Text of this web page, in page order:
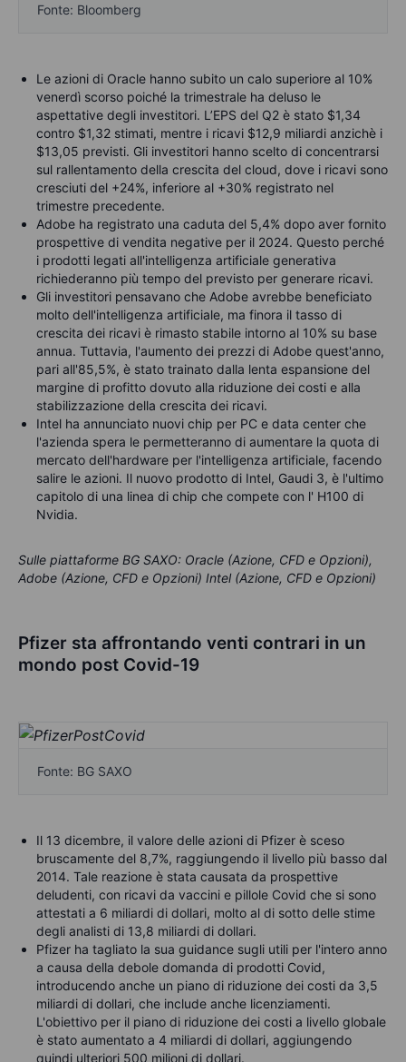
Fonte: Bloomberg
Le azioni di Oracle hanno subito un calo superiore al 10%
venerdì scorso poiché la trimestrale ha deluso le
aspettative degli investitori. L’EPS del Q2 è stato $1,34
contro $1,32 stimati, mentre i ricavi $12,9 miliardi anzichè i
$13,05 previsti. Gli investitori hanno scelto di concentrarsi
sul rallentamento della crescita del cloud, dove i ricavi sono
cresciuti del +24%, inferiore al +30% registrato nel
trimestre precedente.
Adobe ha registrato una caduta del 5,4% dopo aver fornito
prospettive di vendita negative per il 2024. Questo perché
i prodotti legati all'intelligenza artificiale generativa
richiederanno più tempo del previsto per generare ricavi.
Gli investitori pensavano che Adobe avrebbe beneficiato
molto dell'intelligenza artificiale, ma finora il tasso di
crescita dei ricavi è rimasto stabile intorno al 10% su base
annua. Tuttavia, l'aumento dei prezzi di Adobe quest'anno,
pari all'85,5%, è stato trainato dalla lenta espansione del
margine di profitto dovuto alla riduzione dei costi e alla
stabilizzazione della crescita dei ricavi.
Intel ha annunciato nuovi chip per PC e data center che
l'azienda spera le permetteranno di aumentare la quota di
mercato dell'hardware per l'intelligenza artificiale, facendo
salire le azioni. Il nuovo prodotto di Intel, Gaudi 3, è l'ultimo
capitolo di una linea di chip che compete con l' H100 di
Nvidia.
Sulle piattaforme BG SAXO: Oracle (Azione, CFD e Opzioni),
Adobe (Azione, CFD e Opzioni) Intel (Azione, CFD e Opzioni)
Pfizer sta affrontando venti contrari in un
mondo post Covid-19
Fonte: BG SAXO
Il 13 dicembre, il valore delle azioni di Pfizer è sceso
bruscamente del 8,7%, raggiungendo il livello più basso dal
2014. Tale reazione è stata causata da prospettive
deludenti, con ricavi da vaccini e pillole Covid che si sono
attestati a 6 miliardi di dollari, molto al di sotto delle stime
degli analisti di 13,8 miliardi di dollari.
Pfizer ha tagliato la sua guidance sugli utili per l'intero anno
a causa della debole domanda di prodotti Covid,
introducendo anche un piano di riduzione dei costi da 3,5
miliardi di dollari, che include anche licenziamenti.
L'obiettivo per il piano di riduzione dei costi a livello globale
è stato aumentato a 4 miliardi di dollari, aggiungendo
quindi ulteriori 500 milioni di dollari.